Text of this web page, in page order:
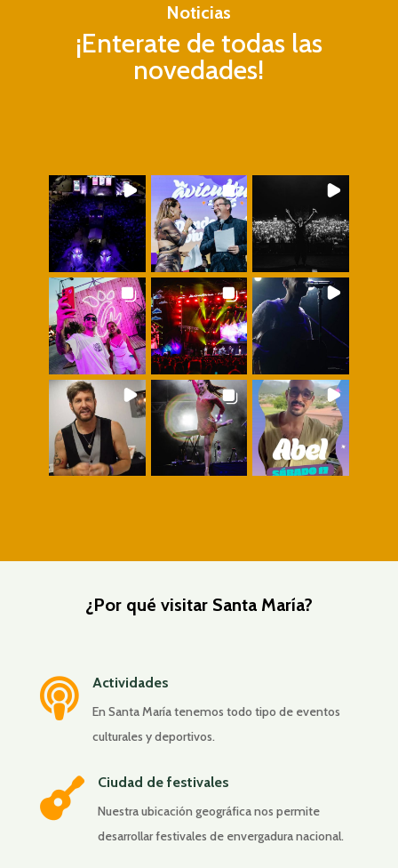
Noticias
¡Enterate de todas las
novedades!
¿Por qué visitar Santa María?
 Actividades
En Santa María tenemos todo tipo de eventos
culturales y deportivos.
 Ciudad de festivales
Nuestra ubicación geográfica nos permite
desarrollar festivales de envergadura nacional.